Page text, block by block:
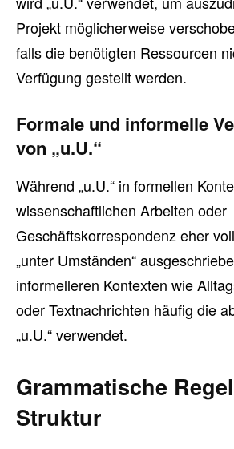
Projekt möglicherweise
falls die benötigten Ressourcen
Verfügung gestellt werden.
Formale und informelle
von „u.U.“
Während „u.U.“ in formellen
wissenschaftlichen Arbeiten oder
Geschäftskorrespondenz eher
„unter Umständen“
informelleren Kontexten wie
oder Textnachrichten häufig die
„u.U.“ verwendet.
Grammatische
Struktur